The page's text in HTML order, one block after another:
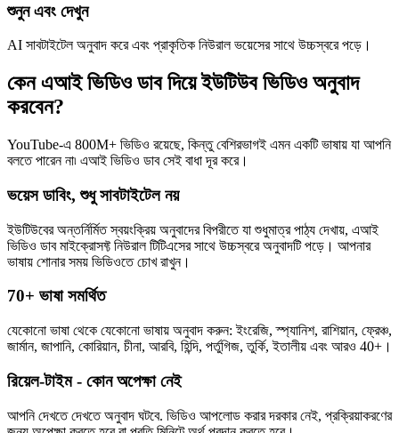
শুনুন এবং দেখুন
AI সাবটাইটেল অনুবাদ করে এবং প্রাকৃতিক নিউরাল ভয়েসের সাথে উচ্চস্বরে পড়ে।
কেন এআই ভিডিও ডাব দিয়ে ইউটিউব ভিডিও অনুবাদ
করবেন?
YouTube-এ 800M+ ভিডিও রয়েছে, কিন্তু বেশিরভাগই এমন একটি ভাষায় যা আপনি
বলতে পারেন না৷ এআই ভিডিও ডাব সেই বাধা দূর করে।
ভয়েস ডাবিং, শুধু সাবটাইটেল নয়
ইউটিউবের অন্তর্নির্মিত স্বয়ংক্রিয় অনুবাদের বিপরীতে যা শুধুমাত্র পাঠ্য দেখায়, এআই
ভিডিও ডাব মাইক্রোসফ্ট নিউরাল টিটিএসের সাথে উচ্চস্বরে অনুবাদটি পড়ে। আপনার
ভাষায় শোনার সময় ভিডিওতে চোখ রাখুন।
70+ ভাষা সমর্থিত
যেকোনো ভাষা থেকে যেকোনো ভাষায় অনুবাদ করুন: ইংরেজি, স্প্যানিশ, রাশিয়ান, ফ্রেঞ্চ,
জার্মান, জাপানি, কোরিয়ান, চীনা, আরবি, হিন্দি, পর্তুগিজ, তুর্কি, ইতালীয় এবং আরও 40+।
রিয়েল-টাইম - কোন অপেক্ষা নেই
আপনি দেখতে দেখতে অনুবাদ ঘটবে. ভিডিও আপলোড করার দরকার নেই, প্রক্রিয়াকরণের